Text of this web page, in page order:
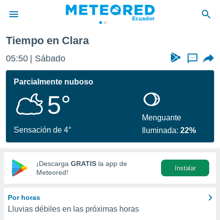
de
ha
que se
calidad.
a este
las
y
digital
basada
Tiempo en Clara
05:50 Sábado ...
Parcialmente nuboso
5°
Sensación de 4°
Menguante
Iluminada:22%
¡Descarga GRATIS la app de
Meteored!
Instalar
Por horas
Lluvias débiles en las próximas horas